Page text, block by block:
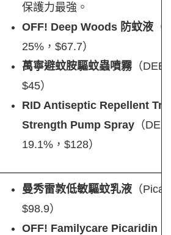
保護力最強。
OFF! Deep Woods 防蚊液 （
25%，$67.7）
萬寧避蚊胺驅蚊蟲噴霧（
$45）
RID Antiseptic Repellent
Strength Pump Spray （
19.1%，$128）
曼秀雷敦低敏驅蚊乳液 （
$98.9）
OFF! Familycare Picaridin